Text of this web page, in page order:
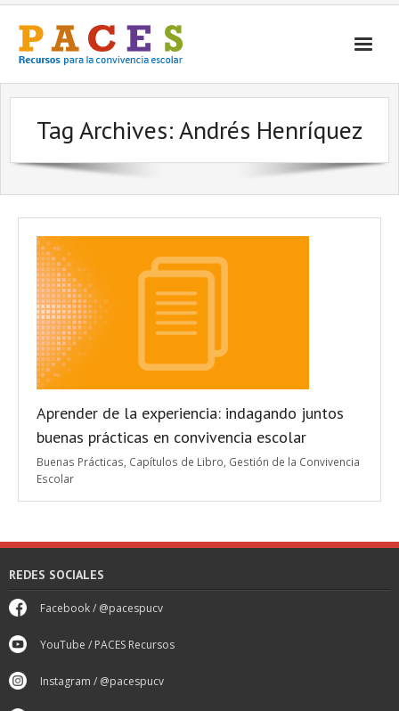
Inicio
¿Qué es PACES Recursos?
Por Temática
Contacto
Tag Archives:Andrés Henríquez
Aprender de la experiencia: indagando juntos
buenas prácticas en convivencia escolar
Buenas Prácticas Capítulos de Libro Gestión de la Convivencia
Escolar
REDES SOCIALES
Facebook / @pacespucv
YouTube / PACES Recursos
Instagram / @pacespucv